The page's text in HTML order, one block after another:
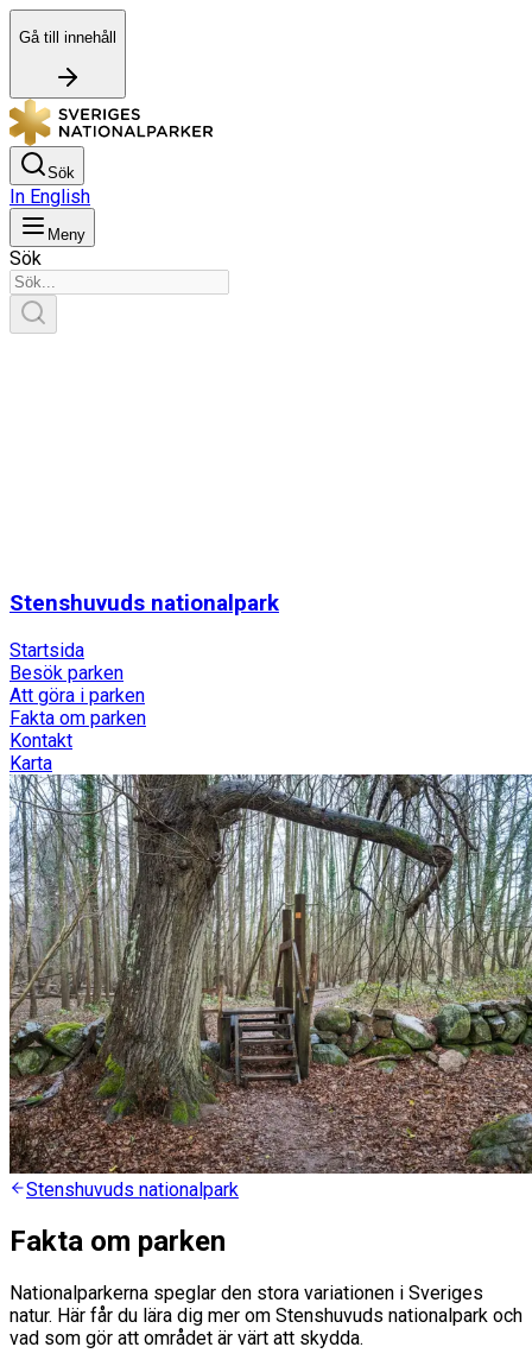
Gå till innehåll
Sök
In English
Meny
Sök
Stenshuvuds nationalpark
Startsida
Besök parken
Att göra i parken
Fakta om parken
Kontakt
Karta
Stenshuvuds nationalpark
Fakta om parken
Nationalparkerna speglar den stora variationen i Sveriges
natur. Här får du lära dig mer om Stenshuvuds nationalpark och
vad som gör att området är värt att skydda.